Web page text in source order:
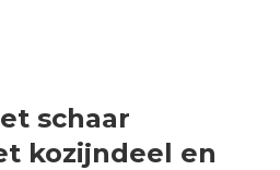
schaar
kozijndeel en